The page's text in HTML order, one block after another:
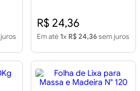
R$ 24,36
Em até 1x R$ 24,36sem juros